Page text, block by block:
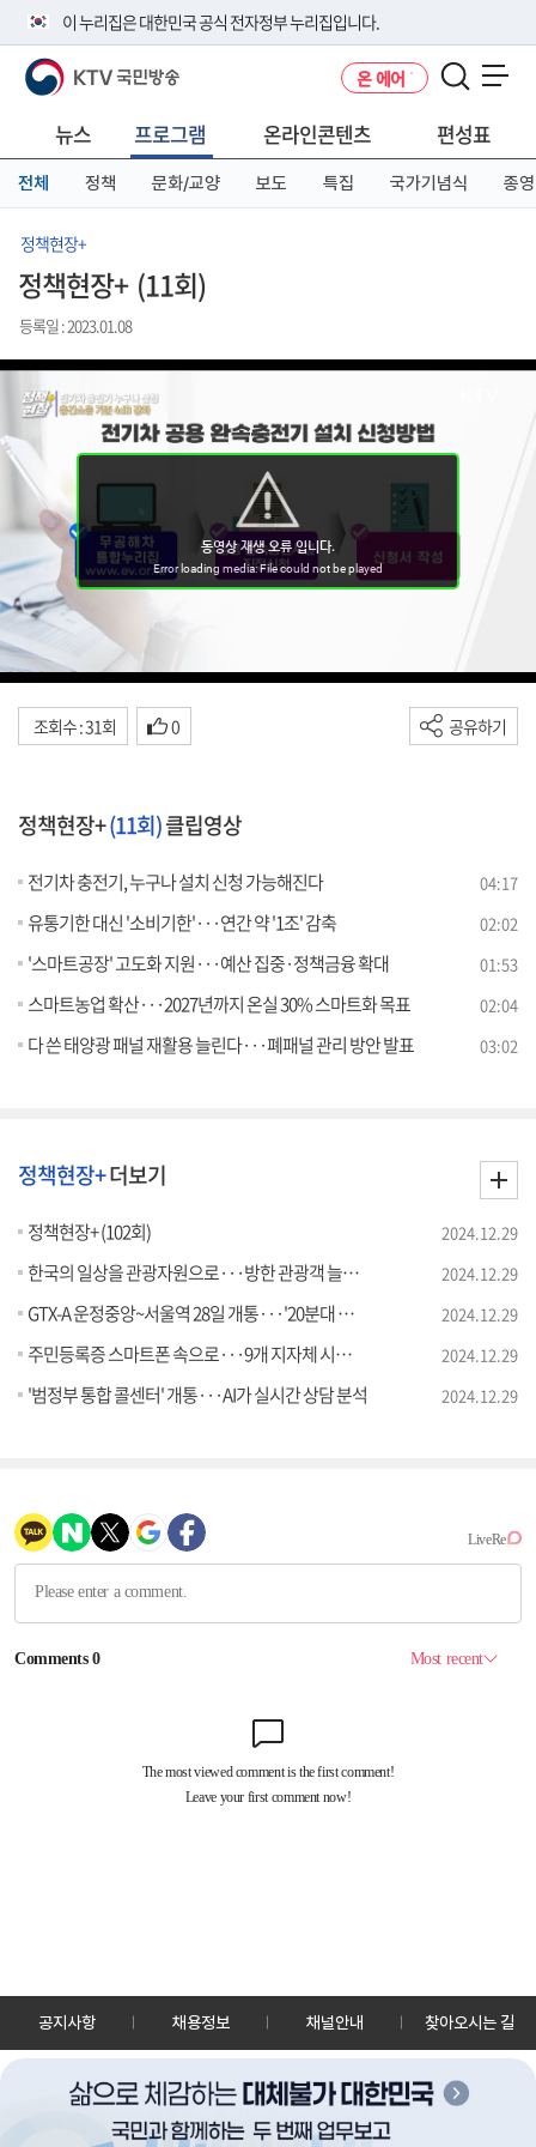
이 누리집은 대한민국 공식 전자정부 누리집입니다.
공식 누리집 주소 확인하기
니다.
이밖에 or.kr 또는 .kr등 다른 도메인 주소를 사용하고 있다면 아래 URL에
서 도메인 주소를 확인해 보세요
KTV 국민방송 온 에어
뉴스 프로그램 온라인콘텐츠 편성표
전체 정책 문화/교양 보도 특집 국가기념식 종영
정책현장+
정책현장+ (11회)
등록일 : 2023.01.08
조회수 : 31회 0 공유하기
정책현장+(11회)클립영상
전기차 충전기, 누구나 설치 신청 가능해진다 04:17
유통기한 대신 '소비기한'···연간 약 '1조' 감축 02:02
'스마트공장' 고도화 지원···예산 집중·정책금융 확대 01:53
스마트농업 확산···2027년까지 온실 30% 스마트화 목표 02:04
다 쓴 태양광 패널 재활용 늘린다···폐패널 관리 방안 발표 03:02
정책현장+더보기
정책현장+ (102회) 2024.12.29
한국의 일상을 관광자원으로···방한 관광객 늘린다 2024.12.29
GTX-A 운정중앙~서울역 28일 개통···'20분대 이동' 2024.12.29
주민등록증 스마트폰 속으로···9개 지자체 시범 발급 2024.12.29
'범정부 통합 콜센터' 개통···AI가 실시간 상담 분석 2024.12.29
공지사항 채용정보 채널안내 찾아오시는 길
30128 세종특별자치시 정부2청사로 13 한국정책방송원 KTV
TEL: 044-204-8000
Copyrightⓒ KTV 국민방송 All Rights Reserved.